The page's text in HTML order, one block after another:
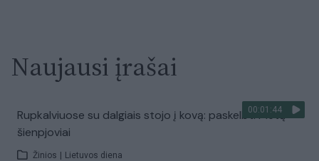
Naujausi įrašai
00:01:44
Rupkalviuose su dalgiais stojo į kovą: paskelbti Metų
šienpjoviai
Žinios Lietuvos diena